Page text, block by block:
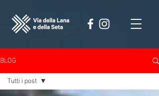
BLOG
Tutti i post